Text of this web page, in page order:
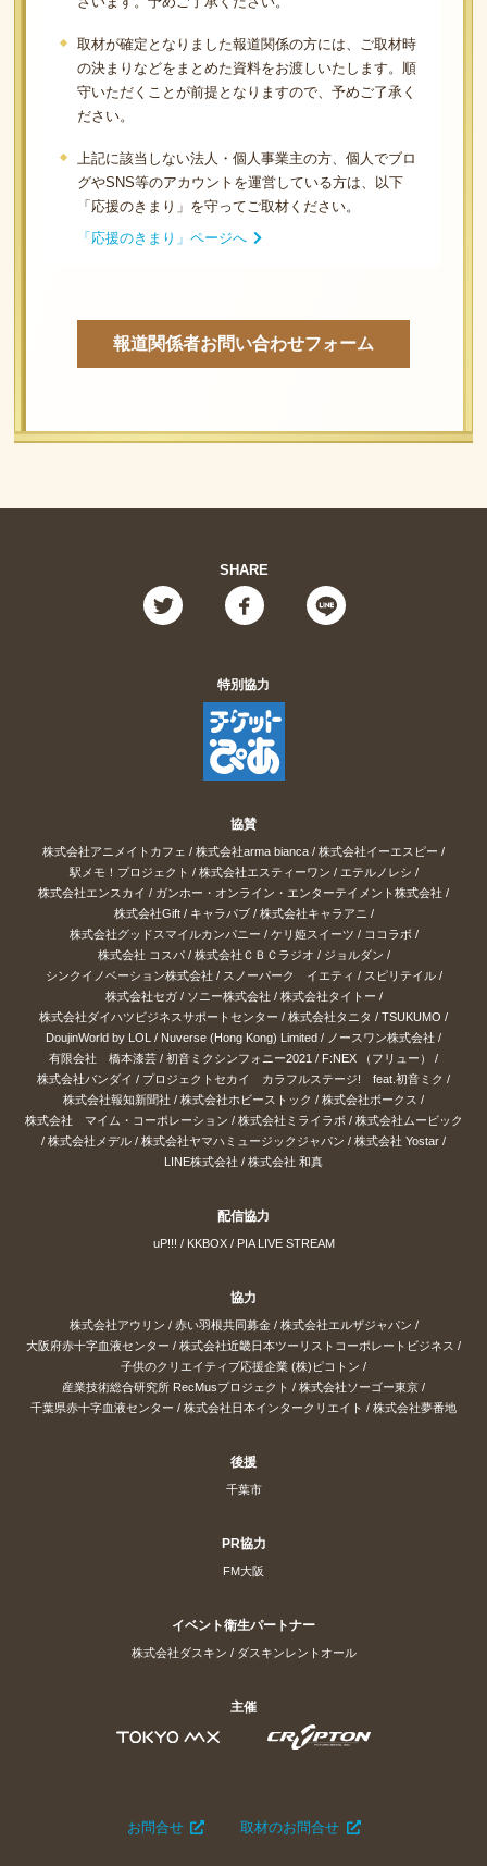
取材が確定となりました報道関係の方には、ご取材時
の決まりなどをまとめた資料をお渡しいたします。順
守いただくことが前提となりますので、予めご了承く
ださい。
上記に該当しない法人・個人事業主の方、個人でブロ
グやSNS等のアカウントを運営している方は、以下
「応援のきまり」を守ってご取材ください。
「応援のきまり」ページへ
報道関係者お問い合わせフォーム
SHARE
特別協力
協賛
株式会社アニメイトカフェ / 株式会社arma bianca / 株式会社イーエスピー /
駅メモ！プロジェクト / 株式会社エスティーワン / エテルノレシ /
株式会社エンスカイ / ガンホー・オンライン・エンターテイメント株式会社 /
株式会社Gift/ キャラパブ/ 株式会社キャラアニ /
株式会社グッドスマイルカンパニー / ケリ姫スイーツ / ココラボ /
株式会社 コスパ/ 株式会社ＣＢＣラジオ / ジョルダン /
シンクイノベーション株式会社 / スノーパーク イエティ / スピリテイル/
株式会社セガ/ ソニー株式会社 / 株式会社タイトー /
株式会社ダイハツビジネスサポートセンター / 株式会社タニタ / TSUKUMO /
DoujinWorld by LOL / Nuverse (Hong Kong) Limited / ノースワン株式会社 /
有限会社 橋本漆芸 / 初音ミクシンフォニー2021 / F:NEX （フリュー）
/
株式会社バンダイ / プロジェクトセカイ カラフルステージ! feat.初音ミク /
株式会社報知新聞社 / 株式会社ホビーストック / 株式会社ボークス /
株式会社 マイム・コーポレーション / 株式会社ミライラボ / 株式会社ムービック
/ 株式会社メデル / 株式会社ヤマハミュージックジャパン / 株式会社 Yostar /
LINE株式会社 / 株式会社 和真
配信協力
uP!!! / KKBOX/ PIA LIVE STREAM
協力
株式会社アウリン / 赤い羽根共同募金/ 株式会社エルザジャパン /
大阪府赤十字血液センター / 株式会社近畿日本ツーリストコーポレートビジネス /
子供のクリエイティブ応援企業 (株)ピコトン /
産業技術総合研究所 RecMusプロジェクト / 株式会社ソーゴー東京 /
千葉県赤十字血液センター / 株式会社日本インタークリエイト / 株式会社夢番地
後援
千葉市
PR協力
FM大阪
イベント衛生パートナー
株式会社ダスキン / ダスキンレントオール
主催
お問合せ 取材のお問合せ